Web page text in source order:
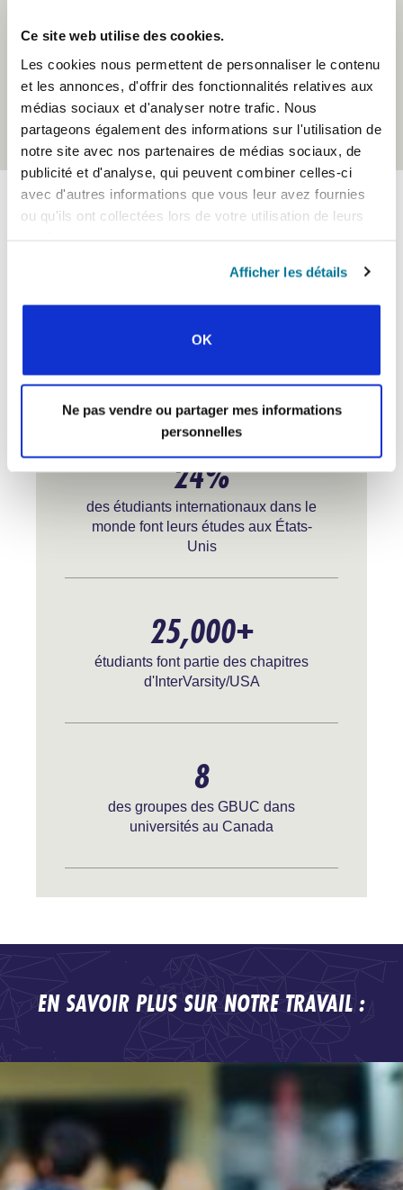
Ce site web utilise des cookies.
Les cookies nous permettent de personnaliser le contenu
et les annonces, d'offrir des fonctionnalités relatives aux
médias sociaux et d'analyser notre trafic. Nous
partageons également des informations sur l'utilisation de
notre site avec nos partenaires de médias sociaux, de
publicité et d'analyse, qui peuvent combiner celles-ci
avec d'autres informations que vous leur avez fournies
ou qu'ils ont collectées lors de votre utilisation de leurs
Afficher les détails
OK
Ne pas vendre ou partager mes informations
personnelles
personnel de l’IFES dans le monde pour inspirer vos prières.
RENSEIGNEZ-VOUS AU SUJET DE
PRAYERLINE DE L’IFES
+1
million d'étudiants internationaux
étudient aux États-Unis
24%
des étudiants internationaux dans le
monde font leurs études aux États-
Unis
25,000+
étudiants font partie des chapitres
d'InterVarsity/USA
8
des groupes des GBUC dans
universités au Canada
EN SAVOIR PLUS SUR NOTRE TRAVAIL :